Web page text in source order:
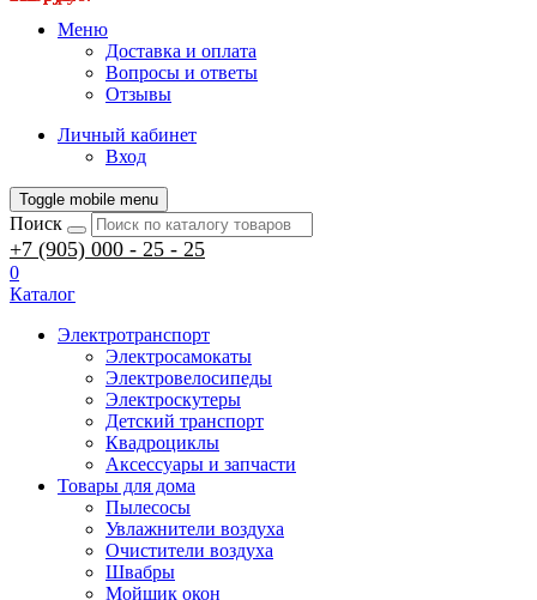
Меню
Доставка и оплата
Вопросы и ответы
Отзывы
Личный кабинет
Вход
Toggle mobile menu
Поиск
+7 (905) 000 - 25 - 25
0
Каталог
Электротранспорт
Электросамокаты
Электровелосипеды
Электроскутеры
Детский транспорт
Квадроциклы
Аксессуары и запчасти
Товары для дома
Пылесосы
Увлажнители воздуха
Очистители воздуха
Швабры
Мойщик окон